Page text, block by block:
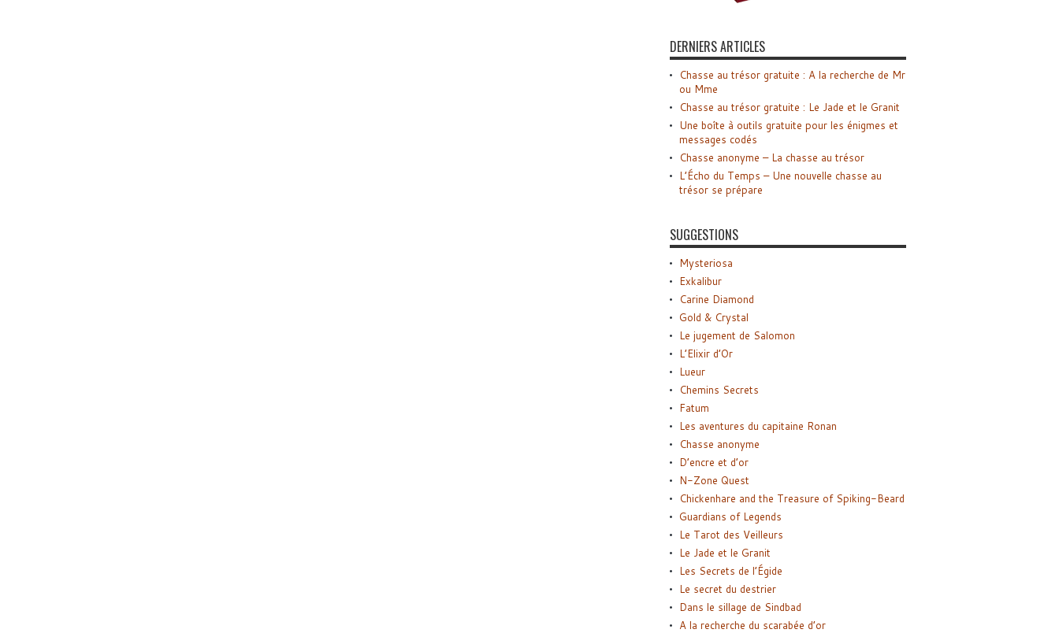
DERNIERS ARTICLES
Chasse au trésor gratuite : A la recherche de Mr
ou Mme
Chasse au trésor gratuite : Le Jade et le Granit
Une boîte à outils gratuite pour les énigmes et
messages codés
Chasse anonyme – La chasse au trésor
L’Écho du Temps – Une nouvelle chasse au
trésor se prépare
SUGGESTIONS
Mysteriosa
Exkalibur
Carine Diamond
Gold & Crystal
Le jugement de Salomon
L’Elixir d’Or
Lueur
Chemins Secrets
Fatum
Les aventures du capitaine Ronan
Chasse anonyme
D’encre et d’or
N-Zone Quest
Chickenhare and the Treasure of Spiking-Beard
Guardians of Legends
Le Tarot des Veilleurs
Le Jade et le Granit
Les Secrets de l’Égide
Le secret du destrier
Dans le sillage de Sindbad
A la recherche du scarabée d’or